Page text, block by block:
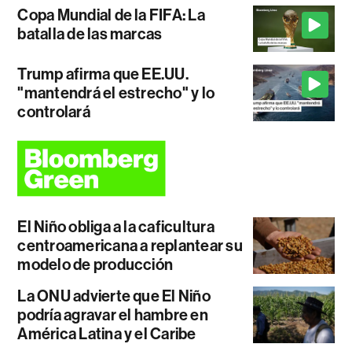
Copa Mundial de la FIFA: La
batalla de las marcas
Trump afirma que EE.UU.
"mantendrá el estrecho" y lo
controlará
El Niño obliga a la caficultura
centroamericana a replantear su
modelo de producción
La ONU advierte que El Niño
podría agravar el hambre en
América Latina y el Caribe